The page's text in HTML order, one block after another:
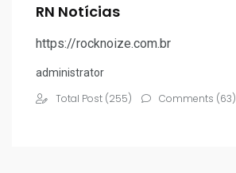
RN Notícias
https://rocknoize.com.br
administrator
Total Post (255) Comments (63)